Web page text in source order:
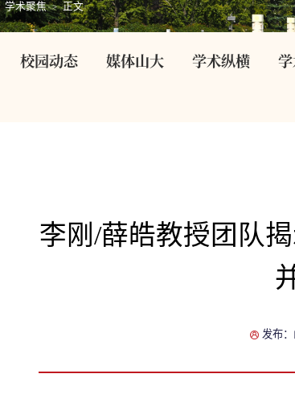
学术聚焦 > 正文
校园动态 媒体山大 学术纵横
李刚/薛皓教授团队
发布